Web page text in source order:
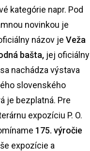
kategórie napr. Pod
novinkou je
názov jeVeža
bašta, jej oficiálny
sa nachádza výstava
slovenského
je bezplatná. Pre
expozíciu P. O.
175. výročie
expozície a